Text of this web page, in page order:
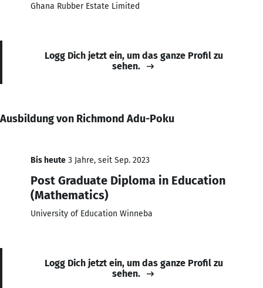
Ghana Rubber Estate Limited
Logg Dich jetzt ein, um das ganze Profil zu
sehen.
Ausbildung von Richmond Adu-Poku
Bis heute 3 Jahre, seit Sep. 2023
Post Graduate Diploma in Education
(Mathematics)
University of Education Winneba
Logg Dich jetzt ein, um das ganze Profil zu
sehen.